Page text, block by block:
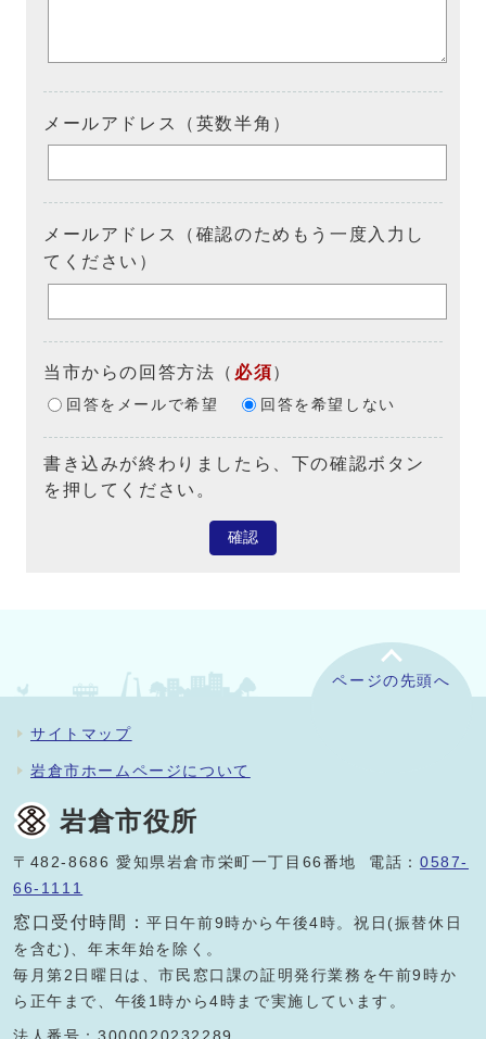
メールアドレス（英数半角）
メールアドレス（確認のためもう一度入力し
てください）
当市からの回答方法 （ 必須）
回答をメールで希望 回答を希望しない
書き込みが終わりましたら、下の確認ボタン
を押してください。
確認
ページの先頭へ
サイトマップ
岩倉市ホームページについて
岩倉市役所
〒482-8686 愛知県岩倉市栄町一丁目66番地 電話：0587-
66-1111
窓口受付時間：平日午前9時から午後4時。祝日(振替休日
を含む)、年末年始を除く。
毎月第2日曜日は、市民窓口課の証明発行業務を午前9時か
ら正午まで、午後1時から4時まで実施しています。